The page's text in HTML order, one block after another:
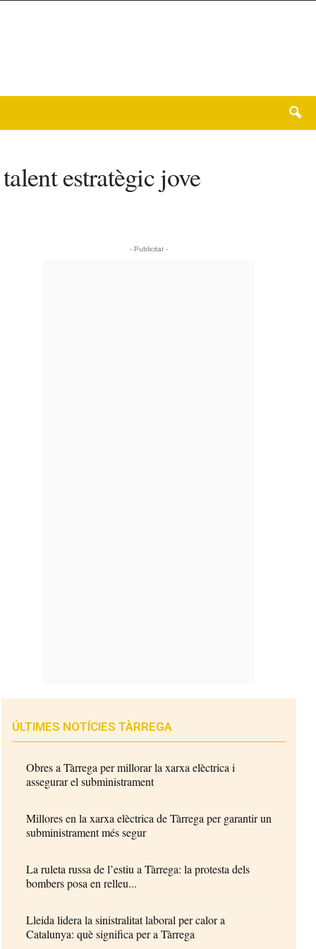
estratègic jove
- Publicitat -
ÚLTIMES NOTÍCIES TÀRREGA
Obres a Tàrrega per millorar la xarxa elèctrica i
assegurar el subministrament
Millores en la xarxa elèctrica de Tàrrega per garantir un
subministrament més segur
La ruleta russa de l’estiu a Tàrrega: la protesta dels
bombers posa en relleu...
Lleida lidera la sinistralitat laboral per calor a
Catalunya: què significa per a Tàrrega